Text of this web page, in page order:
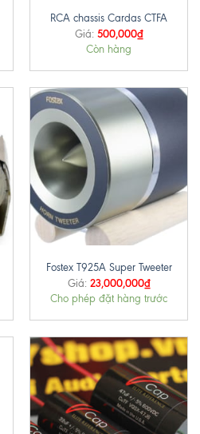
RCA chassis Cardas CTFA
Giá: 500,000₫
Còn hàng
Fostex T925A Super Tweeter
Giá: 23,000,000₫
Cho phép đặt hàng trước